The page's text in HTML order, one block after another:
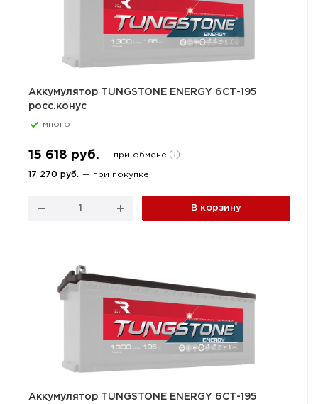
Аккумулятор TUNGSTONE ENERGY 6СТ-195
росс.конус
много
15 618 руб. — при обмене
17 270 руб. — при покупке
В корзину
Аккумулятор TUNGSTONE ENERGY 6СТ-195